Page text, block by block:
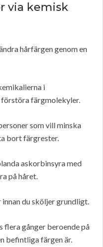
via kemisk
hårfärgen genom en
i
färgmolekyler.
som vill minska
bort färgrester.
askorbinsyra med
på håret.
du sköljer grundligt.
flera gånger beroende på
befintliga färgen är.